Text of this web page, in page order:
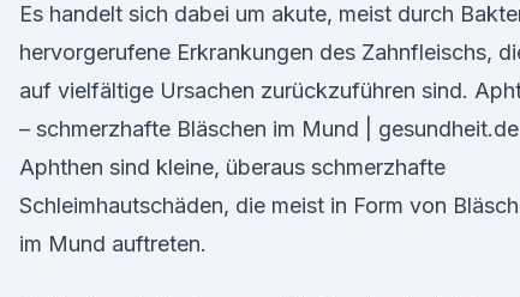
Es handelt sich dabei um akute, meist durch
hervorgerufene Erkrankungen des Zahnfleischs,
auf vielfältige Ursachen zurückzuführen sind.
– schmerzhafte Bläschen im Mund | gesundheit.de
Aphthen sind kleine, überaus schmerzhafte
Schleimhautschäden, die meist in Form von
im Mund auftreten.